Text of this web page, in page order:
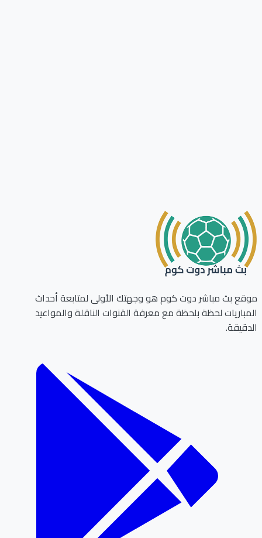
بث مباشر دوت كوم هو وجهتك الأولى لمتابعة أحداث
لحظة بلحظة مع معرفة القنوات الناقلة والمواعيد